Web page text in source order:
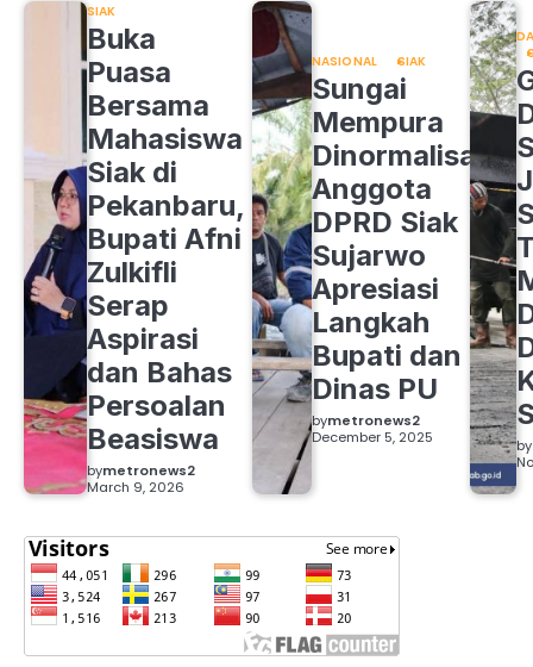
SIAK
Buka
Puasa
Bersama
Mahasiswa
Siak di
Pekanbaru,
Bupati Afni
Zulkifli
Serap
Aspirasi
dan Bahas
Persoalan
Beasiswa
bymetronews2
March 9, 2026
NASIONAL SIAK
Sungai
Mempura
Dinormalisasi,
Anggota
DPRD Siak
Sujarwo
Apresiasi
Langkah
Bupati dan
Dinas PU
bymetronews2
December 5, 2025
by